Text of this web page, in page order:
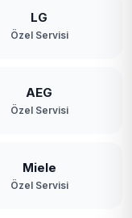
LG
Özel Servisi
AEG
Özel Servisi
Miele
Özel Servisi